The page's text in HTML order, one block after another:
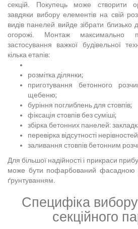
секцій. Покупець може створити
завдяки вибору елементів на свій
видів панелей вийде зібрати близько
огорожі. Монтаж максимально
застосування важкої будівельної
кілька етапів:
розмітка ділянки;
приготування бетонного
щебеню;
буріння поглиблень для стовпів;
фіксація стовпів без суміші;
збірка бетонних панелей:
перевірка відсутності
заливання стовпів бетонним
Для більшої надійності і прикраси
може бути пофарбований фасадною
ґрунтуванням.
Специфіка
секційного